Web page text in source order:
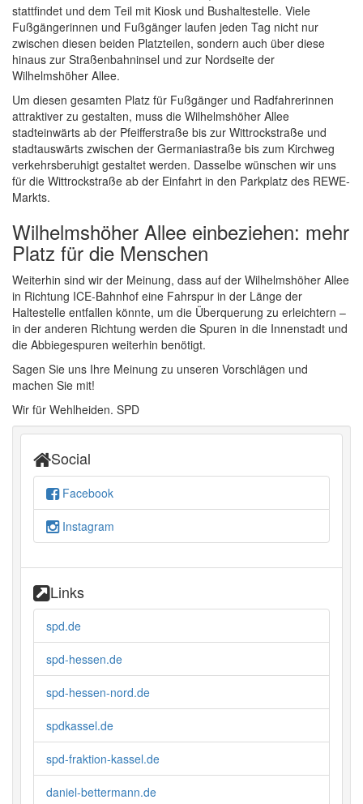
stattfindet und dem Teil mit Kiosk und Bushaltestelle. Viele
Fußgängerinnen und Fußgänger laufen jeden Tag nicht nur
zwischen diesen beiden Platzteilen, sondern auch über diese
hinaus zur Straßenbahninsel und zur Nordseite der
Wilhelmshöher Allee.
Um diesen gesamten Platz für Fußgänger und Radfahrerinnen
attraktiver zu gestalten, muss die Wilhelmshöher Allee
stadteinwärts ab der Pfeifferstraße bis zur Wittrockstraße und
stadtauswärts zwischen der Germaniastraße bis zum Kirchweg
verkehrsberuhigt gestaltet werden. Dasselbe wünschen wir uns
für die Wittrockstraße ab der Einfahrt in den Parkplatz des REWE-
Markts.
Wilhelmshöher Allee einbeziehen: mehr
Platz für die Menschen
Weiterhin sind wir der Meinung, dass auf der Wilhelmshöher Allee
in Richtung ICE-Bahnhof eine Fahrspur in der Länge der
Haltestelle entfallen könnte, um die Überquerung zu erleichtern –
in der anderen Richtung werden die Spuren in die Innenstadt und
die Abbiegespuren weiterhin benötigt.
Sagen Sie uns Ihre Meinung zu unseren Vorschlägen und
machen Sie mit!
Wir für Wehlheiden. SPD
Social
Facebook
Instagram
Links
spd.de
spd-hessen.de
spd-hessen-nord.de
spdkassel.de
spd-fraktion-kassel.de
daniel-bettermann.de